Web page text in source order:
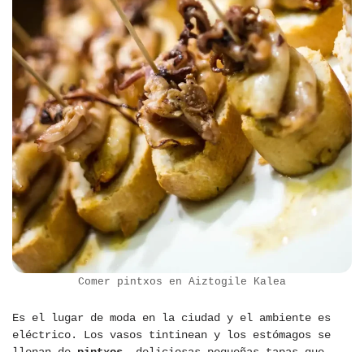
Comer pintxos en Aiztogile Kalea
Es el lugar de moda en la ciudad y el ambiente es
eléctrico. Los vasos tintinean y los estómagos se